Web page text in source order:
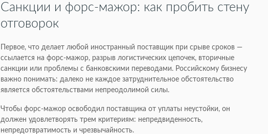
Санкции и форс-мажор: как пробить стену
отговорок
Первое, что делает любой иностранный поставщик при срыве сроков —
ссылается на форс-мажор, разрыв логистических цепочек, вторичные
санкции или проблемы с банковскими переводами. Российскому бизнесу
важно понимать: далеко не каждое затруднительное обстоятельство
является обстоятельствами непреодолимой силы.
Чтобы форс-мажор освободил поставщика от уплаты неустойки, он
должен удовлетворять трем критериям: непредвиденность,
непредотвратимость и чрезвычайность.